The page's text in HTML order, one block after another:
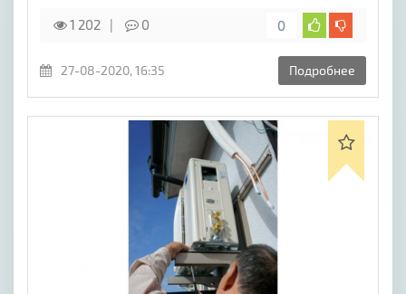
1 202 0 0
27-08-2020, 16:35 Подробнее